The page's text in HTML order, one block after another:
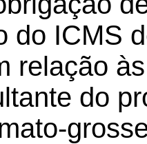
do ICMS
relação
do